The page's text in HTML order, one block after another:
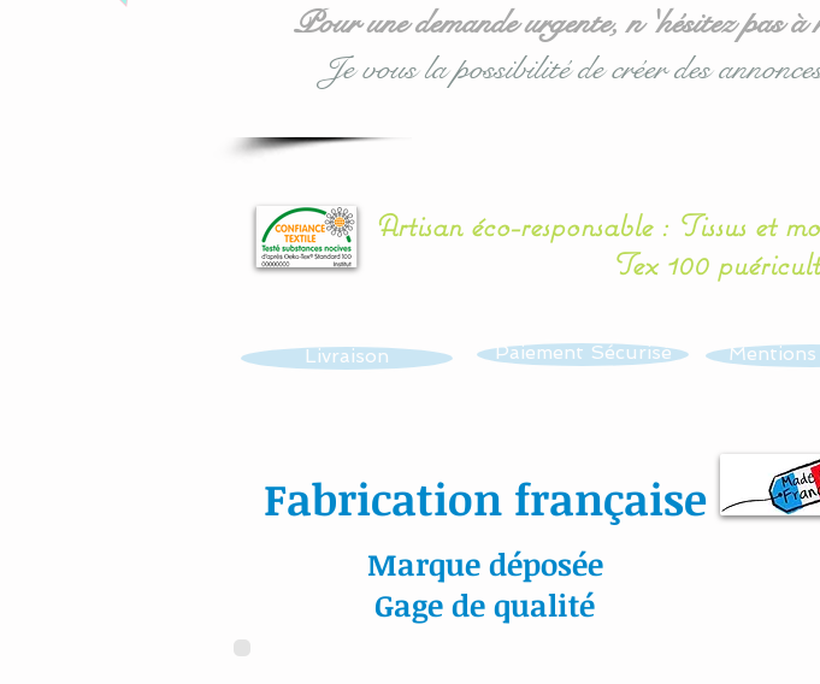
Pour une demande urgente, n 'hésitez pas à
Je vous la possibilité de créer des
Artisan éco-responsable : Tissus et
Tex 100
Livraison Paiement Sécurisé Mentions
Fabrication française
Marque déposée
Gage de qualité